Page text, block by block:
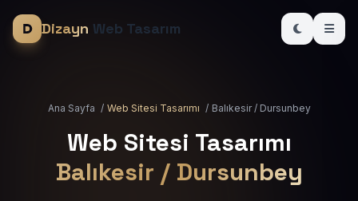
Dizayn Web Tasarım
Ana Sayfa / Web Sitesi Tasarımı / Balıkesir / Dursunbey
Web Sitesi Tasarımı
Balıkesir / Dursunbey